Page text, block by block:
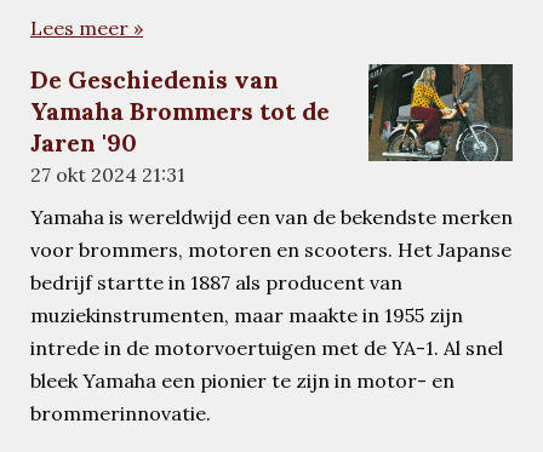
Lees meer »
De Geschiedenis van
Yamaha Brommers tot de
Jaren '90
27 okt 2024 21:31
Yamaha is wereldwijd een van de bekendste merken
voor brommers, motoren en scooters. Het Japanse
bedrijf startte in 1887 als producent van
muziekinstrumenten, maar maakte in 1955 zijn
intrede in de motorvoertuigen met de YA-1. Al snel
bleek Yamaha een pionier te zijn in motor- en
brommerinnovatie.